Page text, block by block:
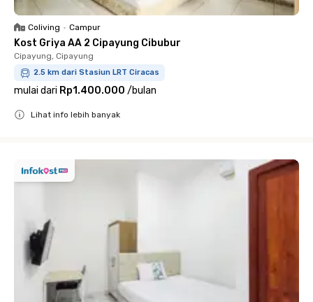
Coliving • Campur
Kost Griya AA 2 Cipayung Cibubur
Cipayung, Cipayung
2.5 km dari Stasiun LRT Ciracas
mulai dari Rp1.400.000 /bulan
Lihat info lebih banyak